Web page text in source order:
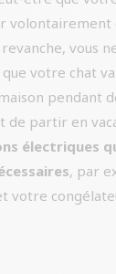
volontairement
vous
votre chat
pendant
de partir en
électriques
, par
votre